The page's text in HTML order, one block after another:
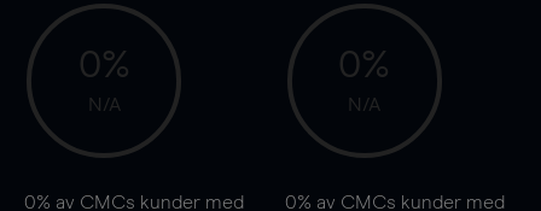
0%
N/A
0% av CMCs kunder med
0%
N/A
0% av CMCs kunder med